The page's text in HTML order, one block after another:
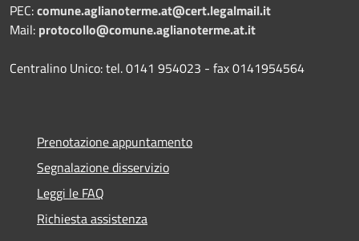
PEC:comune.aglianoterme.at@cert.legalmail.it
Mail: protocollo@comune.aglianoterme.at.it
Centralino Unico: tel. 0141 954023 - fax 0141954564
Prenotazione appuntamento
Segnalazione disservizio
Leggi le FAQ
Richiesta assistenza